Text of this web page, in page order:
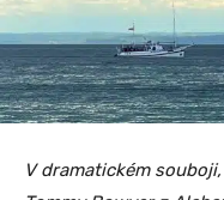
V dramatickém